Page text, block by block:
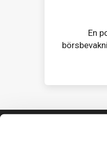
En